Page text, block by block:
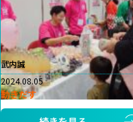
武内誠
2024.08.05
動きだす